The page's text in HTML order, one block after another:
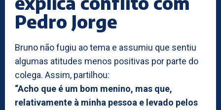
Pedro Jorge
Bruno não fugiu ao tema e assumiu que sentiu
algumas atitudes menos positivas por parte do
colega. Assim, partilhou:
“Acho que é um bom menino, mas que,
relativamente à minha pessoa e levado pelos